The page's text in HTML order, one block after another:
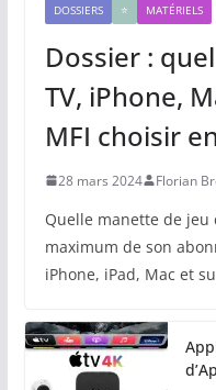
DOSSIERS ⭐️ MATÉRIELS
Dossier :
TV, iPhone,
MFI choisir
28 mars 2024 Florian
Quelle manette de
maximum de son
iPhone, iPad, Mac et